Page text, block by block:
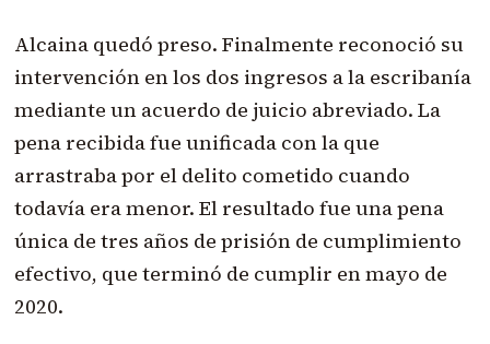
Alcaina quedó preso. Finalmente reconoció su
intervención en los dos ingresos a la escribanía
mediante un acuerdo de juicio abreviado. La
pena recibida fue unificada con la que
arrastraba por el delito cometido cuando
todavía era menor. El resultado fue una pena
única de tres años de prisión de cumplimiento
efectivo, que terminó de cumplir en mayo de
2020.